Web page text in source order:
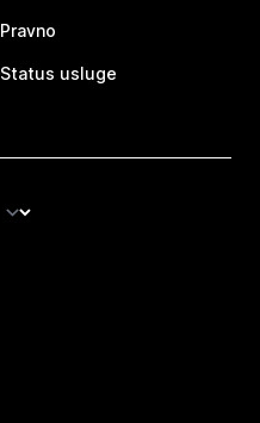
Pravno
Status usluge